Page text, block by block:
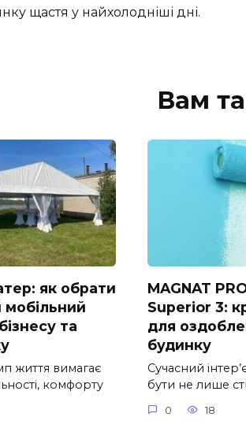
щастя у найхолодніші дні.
Вам
як обрати
мобільний
та
життя вимагає
комфорту
MAGNAT
Superior 3:
для
будинку
Сучасний
бути не лише
0 18